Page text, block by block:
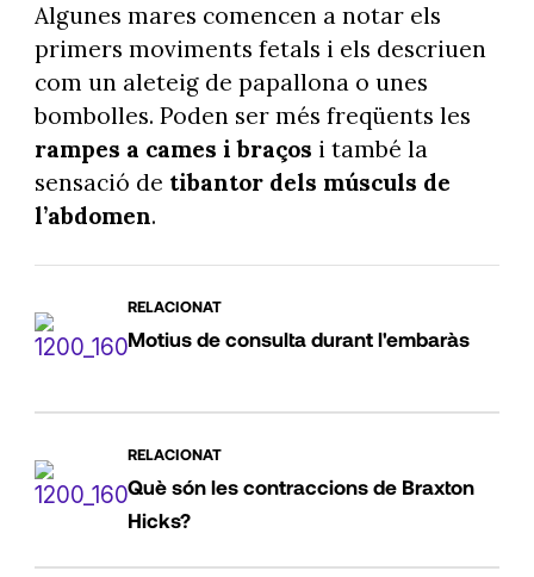
Algunes mares comencen a notar els
primers moviments fetals i els descriuen
com un aleteig de papallona o unes
bombolles. Poden ser més freqüents les
rampes a cames i braços i també la
sensació de tibantor dels músculs de
l’abdomen.
RELACIONAT
Motius de consulta durant l'embaràs
RELACIONAT
Què són les contraccions de Braxton
Hicks?